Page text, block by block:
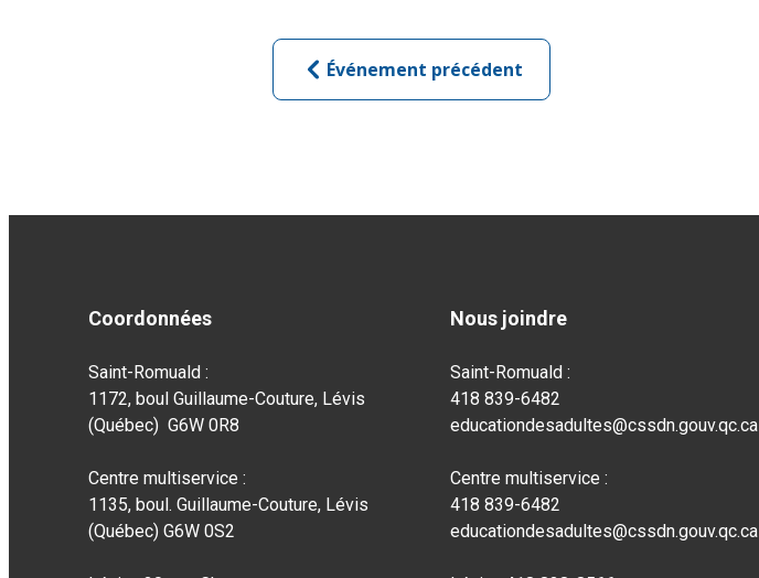
Événement précédent
Coordonnées
Saint-Romuald :
1172, boul Guillaume-Couture, Lévis
(Québec) G6W 0R8
Centre multiservice :
1135, boul. Guillaume-Couture, Lévis
(Québec) G6W 0S2
Nous joindre
Saint-Romuald :
418 839-6482
educationdesadultes@cssdn.gouv.qc.ca
Centre multiservice :
418 839-6482
educationdesadultes@cssdn.gouv.qc.ca